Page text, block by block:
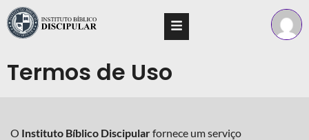
Termos de Uso
O Instituto Bíblico Discipularfornece um serviço